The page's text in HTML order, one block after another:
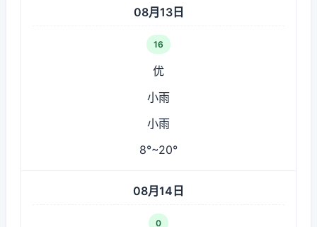
08月13日
16
优
小雨
小雨
8°~20°
08月14日
0